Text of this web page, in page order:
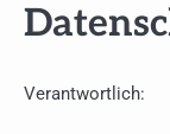
Verantwortlich: